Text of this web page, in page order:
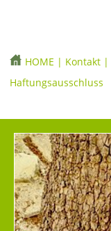
HOME | Kontakt |
Haftungsausschluss